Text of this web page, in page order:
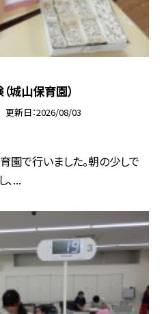
城山保育園）
更新日 2026/08/03
園で行いました。朝の少しで
...